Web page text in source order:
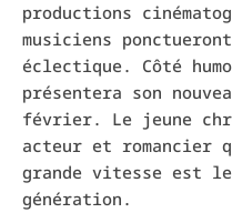
productions
musiciens
éclectique. Côté
présentera son
février. Le jeune
acteur et romancier
grande vitesse est
génération.